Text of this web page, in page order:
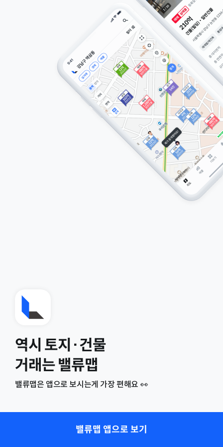
역시 토지·건물
거래는 밸류맵
밸류맵은 앱으로 보시는게 가장 편해요 👀
밸류맵 앱으로 보기